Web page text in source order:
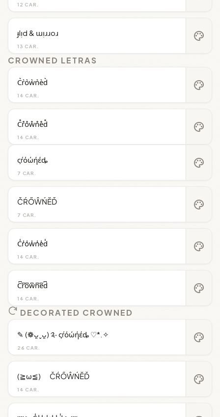
12 CAR.
13 CAR.
ɟlᴉd & ɯᴉɹɹoɹ palette
CROWNED LETRAS
14 CAR.
C͛r͛o͛w͛n͛e͛d͛ palette
14 CAR.
C̊r̊o̊ẘn̊e̊d̊ palette
7 CAR.
ςŕόώήέȡ palette
7 CAR.
ČŔŐŴŃĔĎ palette
14 CAR.
C̾r̾o̾w̾n̾e̾d̾ palette
14 CAR.
C͆r͆o͆w͆n͆e͆d͆ palette
DECORATED CROWNED
26 CAR.
✎ (❁ᴗ͈ˬᴗ͈) ༉‧ ςŕόώήέȡ ♡*.✧ palette
14 CAR.
(≧ω≦)ゞ ČŔŐŴŃĔĎ palette